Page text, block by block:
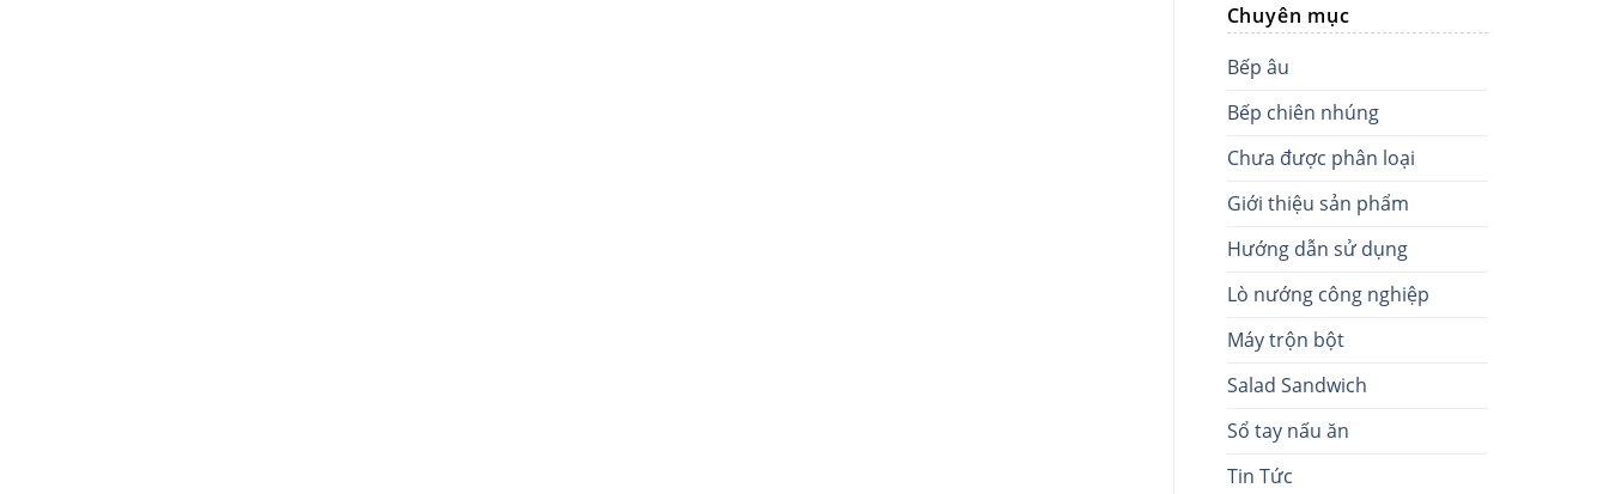
Chuyên mục
Bếp âu
Bếp chiên nhúng
Chưa được phân loại
Giới thiệu sản phẩm
Hướng dẫn sử dụng
Lò nướng công nghiệp
Máy trộn bột
Salad Sandwich
Sổ tay nấu ăn
Tin Tức